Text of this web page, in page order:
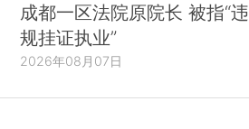
成都一区法院原院长 被指“违
规挂证执业”
2026年08月07日